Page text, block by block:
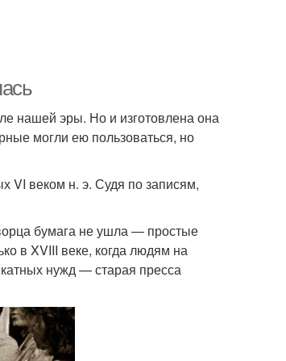
нашей эры. Но и изготовлена она
могли ею пользоваться, но
VI веком н. э. Судя по записям,
бумага не ушла — простые
в XVIII веке, когда людям на
нужд — старая пресса